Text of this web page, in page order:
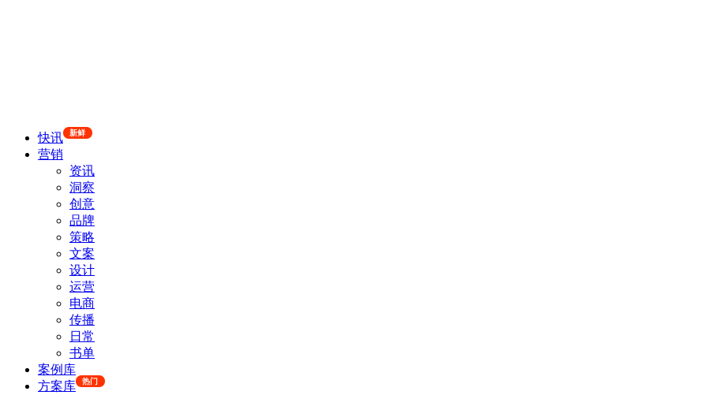
快讯 新鲜
营销
资讯
洞察
创意
品牌
策略
文案
设计
运营
电商
传播
日常
书单
案例库
方案库
热门